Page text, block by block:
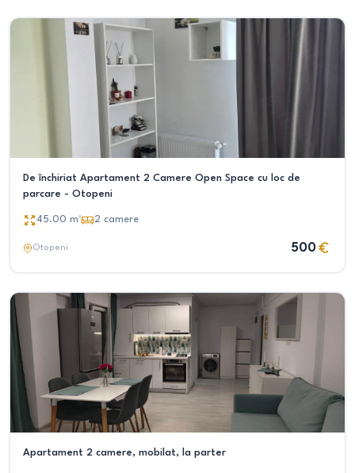
De închiriat Apartament 2 Camere Open Space cu loc de
parcare - Otopeni
45.00 m² 2 camere
Otopeni 500
Apartament 2 camere, mobilat, la parter